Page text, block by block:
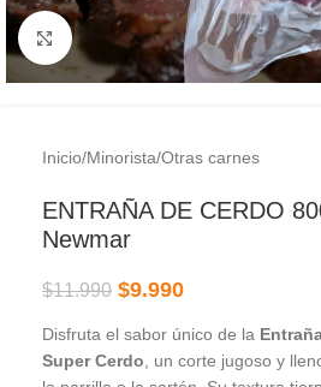
Clic para ampliar
Inicio/Minorista/Otras carnes
ENTRAÑA DE CERDO
Newmar
$11.990 $9.990
Disfruta el sabor único de la
Super Cerdo , un corte jugoso y